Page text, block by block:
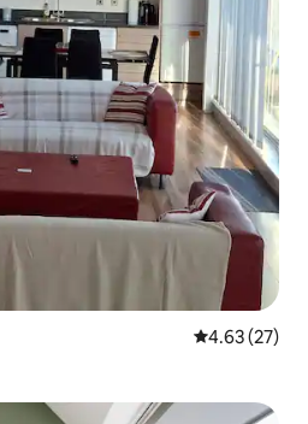
평점 4.63점(5
4.63 (27)